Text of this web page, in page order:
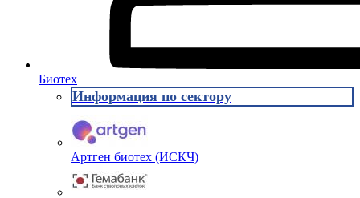
Биотех
Информация по сектору
Артген биотех (ИСКЧ)